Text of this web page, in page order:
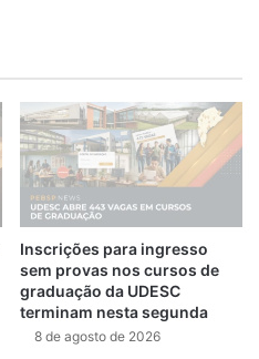
Inscrições para ingresso
sem provas nos cursos de
graduação da UDESC
terminam nesta segunda
8 de agosto de 2026